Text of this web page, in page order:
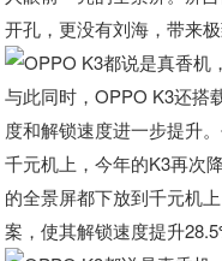
开孔，更没有刘海，带来极
与此同时，OPPO K3还搭
度和解锁速度进一步提升
千元机上，今年的K3再次
的全景屏都下放到千元机
案，使其解锁速度提升